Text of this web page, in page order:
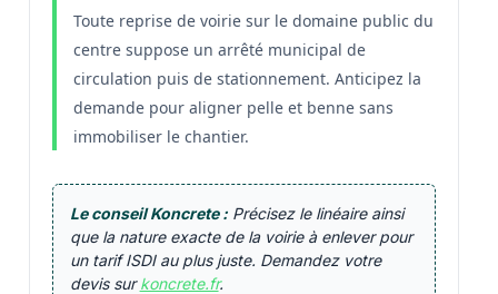
Toute reprise de voirie sur le domaine public du
centre suppose un arrêté municipal de
circulation puis de stationnement. Anticipez la
demande pour aligner pelle et benne sans
immobiliser le chantier.
Le conseil Koncrete :Précisez le linéaire ainsi
que la nature exacte de la voirie à enlever pour
un tarif ISDI au plus juste. Demandez votre
devis surkoncrete.fr.